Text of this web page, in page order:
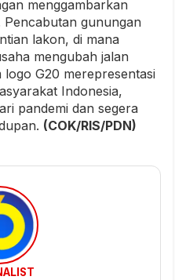
menggambarkan
Pencabutan gunungan
lakon, di mana
mengubah jalan
G20 merepresentasi
Indonesia,
pandemi dan segera
(COK/RIS/PDN)